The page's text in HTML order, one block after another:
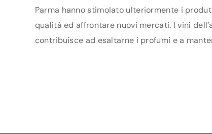
Parma hanno stimolato ulteriormente i
qualità ed affrontare nuovi mercati. I vini
contribuisce ad esaltarne i profumi e a